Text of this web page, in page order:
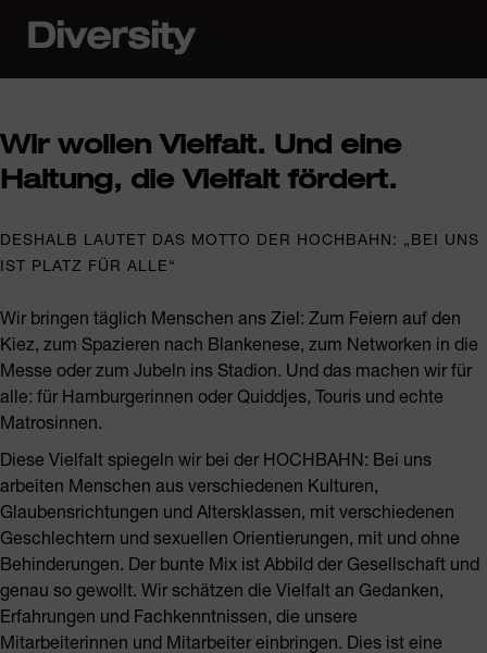
Diversity
Wir wollen Vielfalt. Und eine
Haltung, die Vielfalt fördert.
DESHALB LAUTET DAS MOTTO DER HOCHBAHN: „BEI UNS
IST PLATZ FÜR ALLE“
Wir bringen täglich Menschen ans Ziel: Zum Feiern auf den
Kiez, zum Spazieren nach Blankenese, zum Networken in die
Messe oder zum Jubeln ins Stadion. Und das machen wir für
alle: für Hamburgerinnen oder Quiddjes, Touris und echte
Matrosinnen.
Diese Vielfalt spiegeln wir bei der HOCHBAHN: Bei uns
arbeiten Menschen aus verschiedenen Kulturen,
Glaubensrichtungen und Altersklassen, mit verschiedenen
Geschlechtern und sexuellen Orientierungen, mit und ohne
Behinderungen. Der bunte Mix ist Abbild der Gesellschaft und
genau so gewollt. Wir schätzen die Vielfalt an Gedanken,
Erfahrungen und Fachkenntnissen, die unsere
Mitarbeiterinnen und Mitarbeiter einbringen. Dies ist eine